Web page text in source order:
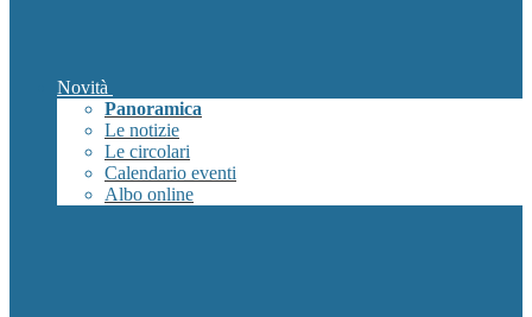
Novità
Panoramica
Le notizie
Le circolari
Calendario eventi
Albo online